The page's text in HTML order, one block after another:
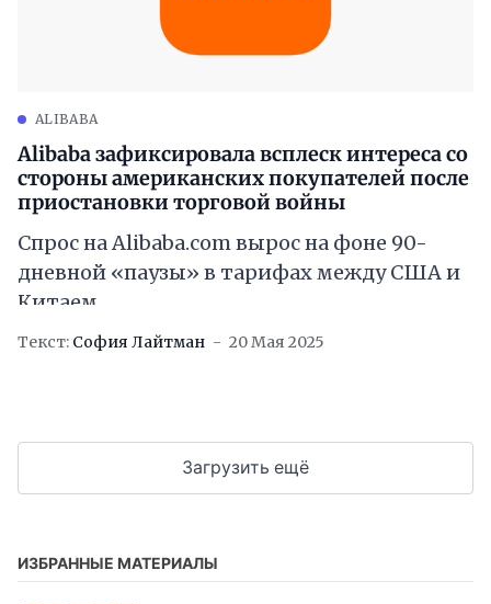
ALIBABA
Alibaba зафиксировала всплеск интереса со
стороны американских покупателей после
приостановки торговой войны
Спрос на Alibaba.com вырос на фоне 90-
дневной «паузы» в тарифах между США и
Китаем
Текст: София Лайтман 20 Мая 2025
Загрузить ещё
ИЗБРАННЫЕ МАТЕРИАЛЫ